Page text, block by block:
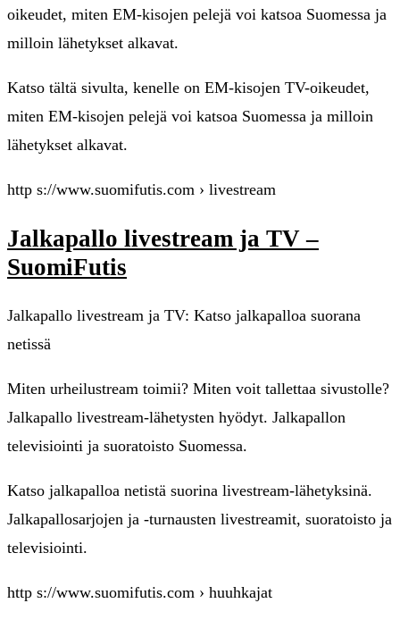
oikeudet, miten EM-kisojen pelejä voi katsoa Suomessa ja
milloin lähetykset alkavat.
Katso tältä sivulta, kenelle on EM-kisojen TV-oikeudet,
miten EM-kisojen pelejä voi katsoa Suomessa ja milloin
lähetykset alkavat.
http s://www.suomifutis.com › livestream
Jalkapallo livestream ja TV –
SuomiFutis
Jalkapallo livestream ja TV: Katso jalkapalloa suorana
netissä
Miten urheilustream toimii? Miten voit tallettaa sivustolle?
Jalkapallo livestream-lähetysten hyödyt. Jalkapallon
televisiointi ja suoratoisto Suomessa.
Katso jalkapalloa netistä suorina livestream-lähetyksinä.
Jalkapallosarjojen ja -turnausten livestreamit, suoratoisto ja
televisiointi.
http s://www.suomifutis.com › huuhkajat